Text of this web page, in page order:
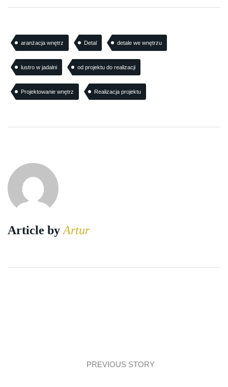
aranżacja wnętrz Detal detale we wnętrzu
lustro w jadalni od projektu do realizacji
Projektowanie wnętrz Realizacja projektu
Article by Artur
PREVIOUS STORY